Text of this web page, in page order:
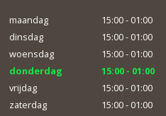
maandag
15:00 - 01:00
dinsdag
15:00 - 01:00
woensdag
15:00 - 01:00
donderdag
15:00 - 01:00
vrijdag
15:00 - 01:00
zaterdag
15:00 - 01:00